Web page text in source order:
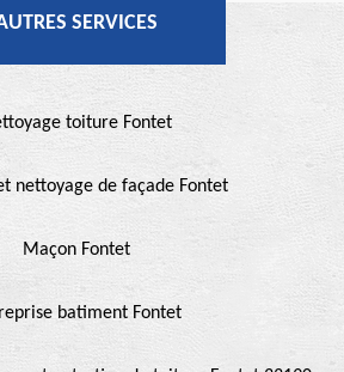
SERVICES
toiture Fontet
nettoyage de façade Fontet
Maçon Fontet
batiment Fontet